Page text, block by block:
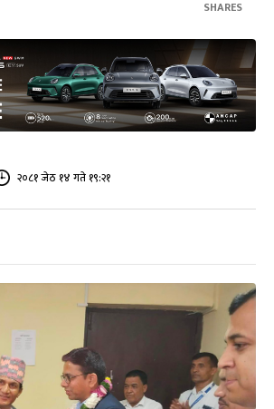
SHARES
२०८१ जेठ १४ गते १९:२१